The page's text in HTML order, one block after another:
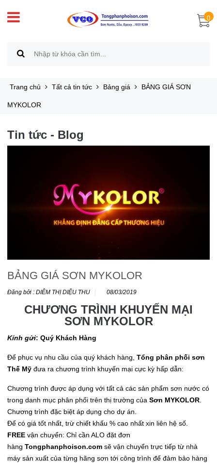
0
Trang chủ Tất cả tin tức Bảng giá BẢNG GIÁ SƠN
MYKOLOR
Tin tức - Blog
BẢNG GIÁ SƠN MYKOLOR
Đăng bởi : DIÊM THỊ DIỆU THU 08/03/2019
CHƯƠNG TRÌNH KHUYẾN MẠI
SƠN MYKOLOR
Kính gửi: Quý Khách Hàng
Để phục vụ nhu cầu của quý khách hàng, Tổng phân phối sơn
Thế Mỹ đưa ra chương trình khuyến mại cực kỳ hấp dẫn:
Chương trình được áp dụng với tất cả các sản phẩm sơn nước có
trong danh mục phân phối trên thị trường của Sơn MYKOLOR
Chương trình đặc biệt áp dụng cho dự án.
Để có giá tốt nhất, trừ chiết khấu % cao nhất xin liên hệ số.
FREE vận chuyển: Chỉ cần ALO đặt đơn
hàng Tongphanphoison.com sẽ vận chuyển trực tiếp từ nhà
máy sản xuất của từng hãng sơn tới công trình để đảm bảo hàng